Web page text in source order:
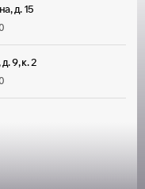
д. 15
9, к. 2